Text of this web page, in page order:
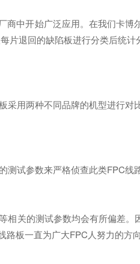
商中开始广泛应用。在我们卡
片退回的缺陷板进行分类后统
采用两种不同品牌的机型进行
测试参数来严格侦查此类FPC线
相关的测试参数均会有所偏差
路板一直为广大FPC人努力的